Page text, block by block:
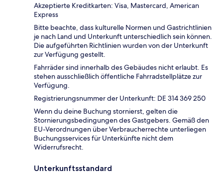
Akzeptierte Kreditkarten: Visa, Mastercard, American
Express
Bitte beachte, dass kulturelle Normen und Gastrichtlinien
je nach Land und Unterkunft unterschiedlich sein können.
Die aufgeführten Richtlinien wurden von der Unterkunft
zur Verfügung gestellt.
Fahrräder sind innerhalb des Gebäudes nicht erlaubt. Es
stehen ausschließlich öffentliche Fahrradstellplätze zur
Verfügung.
Registrierungsnummer der Unterkunft: DE 314 369 250
Wenn du deine Buchung stornierst, gelten die
Stornierungsbedingungen des Gastgebers. Gemäß den
EU-Verordnungen über Verbraucherrechte unterliegen
Buchungsservices für Unterkünfte nicht dem
Widerrufsrecht.
Unterkunftsstandard